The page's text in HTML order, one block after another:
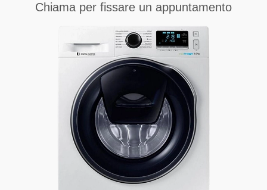
Chiama per fissare un appuntamento